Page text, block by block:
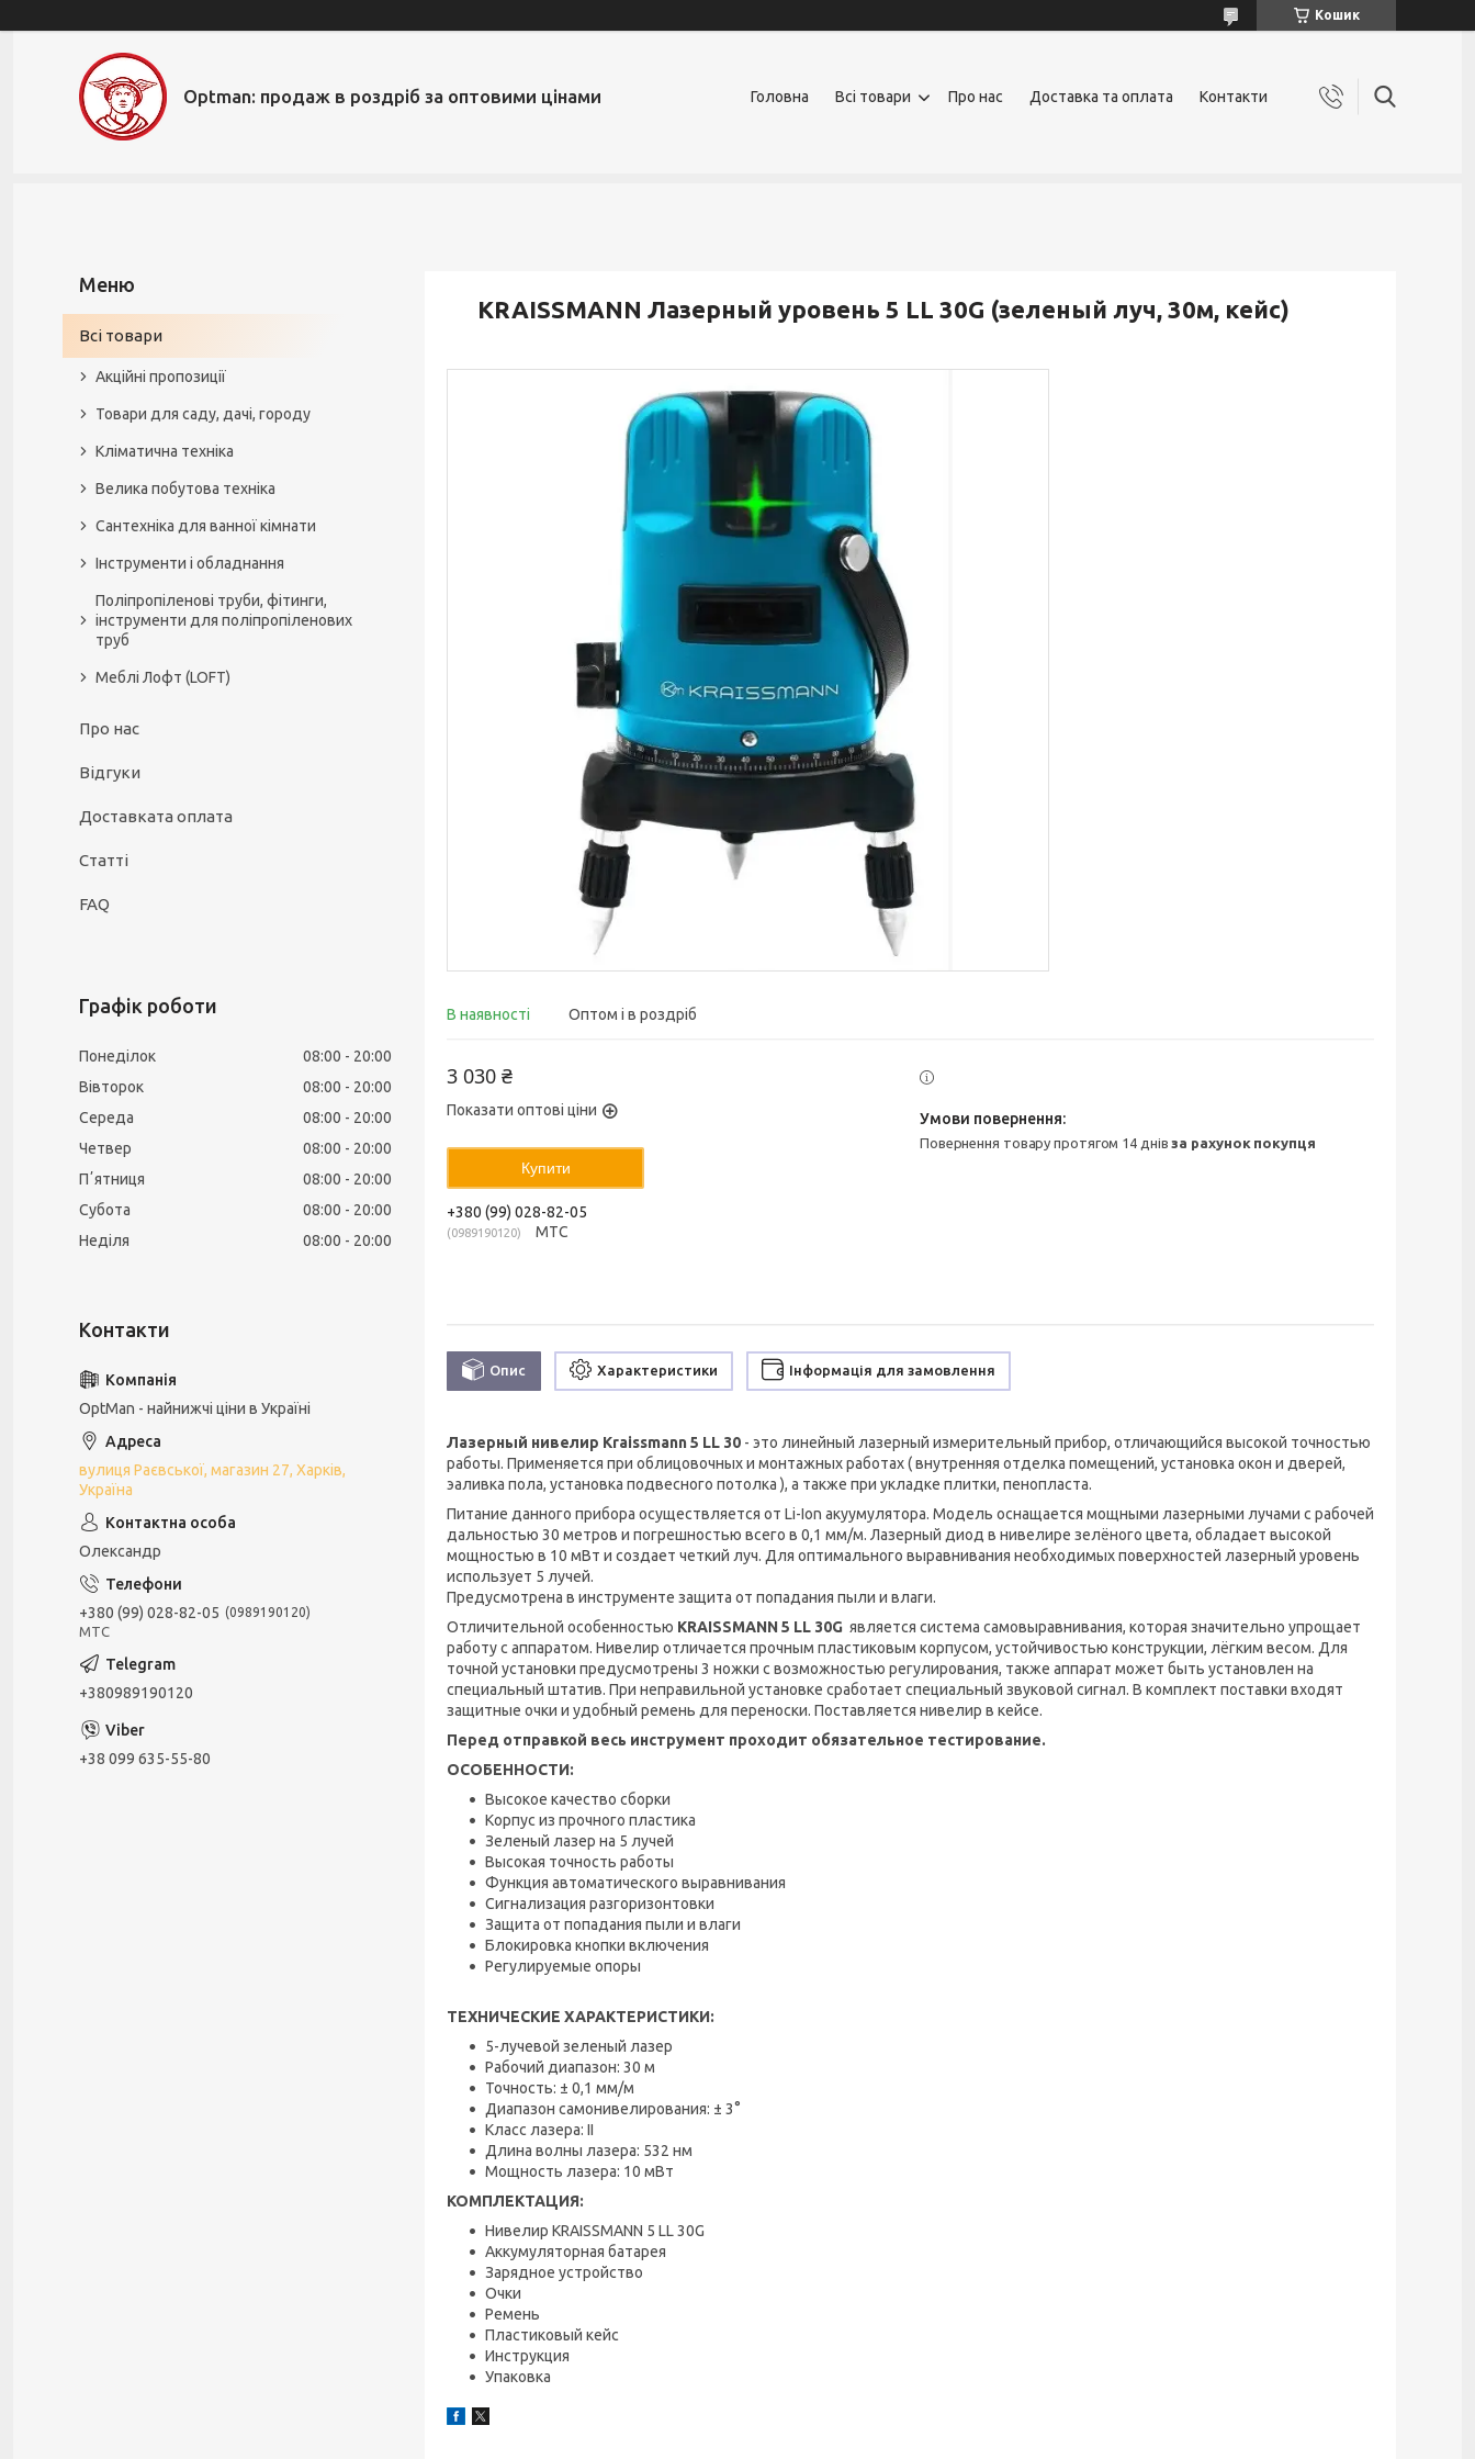
Кошик
Optman: продаж в роздріб за оптовими цінами Головна Всі товари Про нас Доставка та оплата Контакти
KRAISSMANN Лазерный уровень 5 LL 30G (зеленый луч, 30м, кейс)
В наявності Оптом і в роздріб
3 030 ₴
Показати оптові ціни
Купити
+380 (99) 028-82-05
0989190120 МТС
повернення товару протягом 14 днівза рахунок покупця
Опис Характеристики Інформація для замовлення
Лазерный нивелир Kraissmann 5 LL 30 - это линейный лазерный измерительный прибор, отличающийся высокой точностью
работы. Применяется при облицовочных и монтажных работах ( внутренняя отделка помещений, установка окон и дверей,
эаливка пола, установка подвесного потолка ), а также при укладке плитки, пенопласта.
Питание данного прибора осуществляется от Li-Ion акуумулятора. Модель оснащается мощными лазерными лучами с рабочей
дальностью 30 метров и погрешностью всего в 0,1 мм/м. Лазерный диод в нивелире зелёного цвета, обладает высокой
мощностью в 10 мВт и создает четкий луч. Для оптимального выравнивания необходимых поверхностей лазерный уровень
использует 5 лучей.
Предусмотрена в инструменте защита от попадания пыли и влаги.
Отличительной особенностью KRAISSMANN 5 LL 30G является система самовыравнивания, которая значительно упрощает
работу с аппаратом. Нивелир отличается прочным пластиковым корпусом, устойчивостью конструкции, лёгким весом. Для
точной установки предусмотрены 3 ножки с возможностью регулирования, также аппарат может быть установлен на
специальный штатив. При неправильной установке сработает специальный звуковой сигнал. В комплект поставки входят
защитные очки и удобный ремень для переноски. Поставляется нивелир в кейсе.
Перед отправкой весь инструмент проходит обязательное тестирование.
ОСОБЕННОСТИ:
Высокое качество сборки
Корпус из прочного пластика
Зеленый лазер на 5 лучей
Высокая точность работы
Функция автоматического выравнивания
Сигнализация разгоризонтовки
Защита от попадания пыли и влаги
Блокировка кнопки включения
Регулируемые опоры
ТЕХНИЧЕСКИЕ ХАРАКТЕРИСТИКИ:
5-лучевой зеленый лазер
Рабочий диапазон: 30 м
Точность: ± 0,1 мм/м
Диапазон самонивелирования: ± 3°
Класс лазера: II
Длина волны лазера: 532 нм
Мощность лазера: 10 мВт
КОМПЛЕКТАЦИЯ:
Нивелир KRAISSMANN 5 LL 30G
Аккумуляторная батарея
Зарядное устройство
Очки
Ремень
Пластиковый кейс
Инструкция
Упаковка
Всі товари
Акційні пропозиції
Товари для саду, дачі, городу
Кліматична техніка
Велика побутова техніка
Сантехніка для ванної кімнати
Інструменти і обладнання
Поліпропіленові труби, фітинги,
інструменти для поліпропіленових
труб
Меблі Лофт (LOFT)
Про нас
Відгуки
Доставката оплата
Статті
FAQ
Графік роботи
Понеділок 08:00
20:00
Вівторок
08:00
20:00
Середа
08:00
20:00
Четвер
08:00
20:00
Пʼятниця
08:00
20:00
Субота
08:00
20:00
Неділя
08:00 20:00
OptMan - найнижчі ціни в Україні
вулиця Раєвської, магазин 27, Харків,
Україна
Олександр
+380 (99) 028-82-05 0989190120
МТС
+380989190120
+38 099 635-55-80